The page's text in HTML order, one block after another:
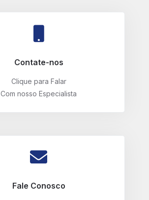
Contate-nos
Clique para Falar
Com nosso Especialista
Fale Conosco